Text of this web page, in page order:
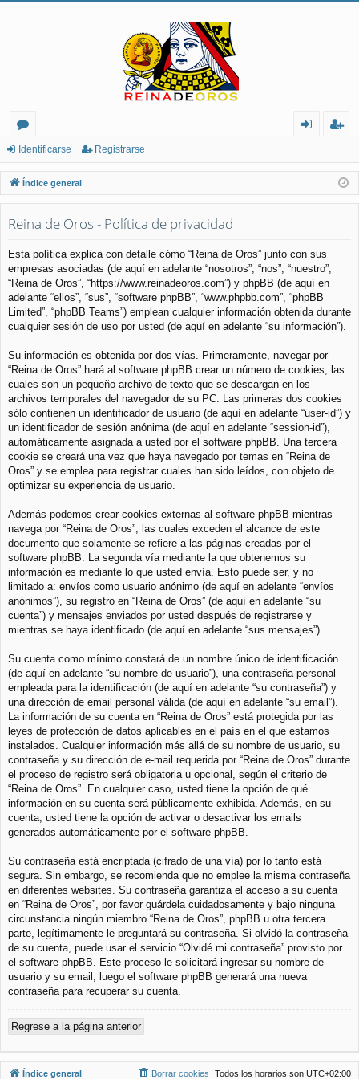
or
os
nt
ifi
e
ist
ra
Identificarse Registrarse
Índice general
Reina de Oros - Política de privacidad
Esta política explica con detalle cómo “Reina de Oros” junto con sus
empresas asociadas (de aquí en adelante “nosotros”, “nos”, “nuestro”,
“Reina de Oros”, “https://www.reinadeoros.com”) y phpBB (de aquí en
adelante “ellos”, “sus”, “software phpBB”, “www.phpbb.com”, “phpBB
Limited”, “phpBB Teams”) emplean cualquier información obtenida durante
cualquier sesión de uso por usted (de aquí en adelante “su información”).
Su información es obtenida por dos vías. Primeramente, navegar por
“Reina de Oros” hará al software phpBB crear un número de cookies, las
cuales son un pequeño archivo de texto que se descargan en los
archivos temporales del navegador de su PC. Las primeras dos cookies
sólo contienen un identificador de usuario (de aquí en adelante “user-id”) y
un identificador de sesión anónima (de aquí en adelante “session-id”),
automáticamente asignada a usted por el software phpBB. Una tercera
cookie se creará una vez que haya navegado por temas en “Reina de
Oros” y se emplea para registrar cuales han sido leídos, con objeto de
optimizar su experiencia de usuario.
Además podemos crear cookies externas al software phpBB mientras
navega por “Reina de Oros”, las cuales exceden el alcance de este
documento que solamente se refiere a las páginas creadas por el
software phpBB. La segunda vía mediante la que obtenemos su
información es mediante lo que usted envía. Esto puede ser, y no
limitado a: envíos como usuario anónimo (de aquí en adelante “envíos
anónimos”), su registro en “Reina de Oros” (de aquí en adelante “su
cuenta”) y mensajes enviados por usted después de registrarse y
mientras se haya identificado (de aquí en adelante “sus mensajes”).
Su cuenta como mínimo constará de un nombre único de identificación
(de aquí en adelante “su nombre de usuario”), una contraseña personal
empleada para la identificación (de aquí en adelante “su contraseña”) y
una dirección de email personal válida (de aquí en adelante “su email”).
La información de su cuenta en “Reina de Oros” está protegida por las
leyes de protección de datos aplicables en el país en el que estamos
instalados. Cualquier información más allá de su nombre de usuario, su
contraseña y su dirección de e-mail requerida por “Reina de Oros” durante
el proceso de registro será obligatoria u opcional, según el criterio de
“Reina de Oros”. En cualquier caso, usted tiene la opción de qué
información en su cuenta será públicamente exhibida. Además, en su
cuenta, usted tiene la opción de activar o desactivar los emails
generados automáticamente por el software phpBB.
Su contraseña está encriptada (cifrado de una vía) por lo tanto está
segura. Sin embargo, se recomienda que no emplee la misma contraseña
en diferentes websites. Su contraseña garantiza el acceso a su cuenta
en “Reina de Oros”, por favor guárdela cuidadosamente y bajo ninguna
circunstancia ningún miembro “Reina de Oros”, phpBB u otra tercera
parte, legítimamente le preguntará su contraseña. Si olvidó la contraseña
de su cuenta, puede usar el servicio “Olvidé mi contraseña” provisto por
el software phpBB. Este proceso le solicitará ingresar su nombre de
usuario y su email, luego el software phpBB generará una nueva
contraseña para recuperar su cuenta.
Regrese a la página anterior
Índice general Todos los horarios son UTC+02:00
Borrar cookies